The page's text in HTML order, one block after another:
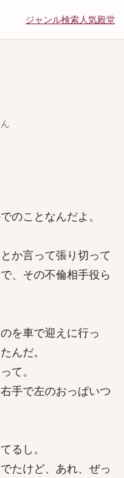
ジャンル検索人気殿堂
のことなんだよ。
か言って張り切って
、その不倫相手役ら
を車で迎えに行っ
んだ。
て。
手で左のおっぱいつ
るし。
たけど、あれ、ぜっ